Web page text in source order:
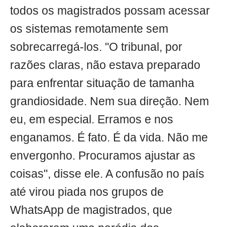
todos os magistrados possam acessar
os sistemas remotamente sem
sobrecarregá-los. "O tribunal, por
razões claras, não estava preparado
para enfrentar situação de tamanha
grandiosidade. Nem sua direção. Nem
eu, em especial. Erramos e nos
enganamos. É fato. É da vida. Não me
envergonho. Procuramos ajustar as
coisas", disse ele. A confusão no país
até virou piada nos grupos de
WhatsApp de magistrados, que